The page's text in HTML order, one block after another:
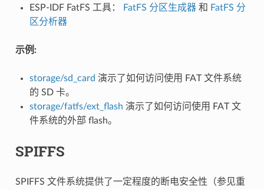
ESP-IDF FatFS 工具：
FatFS 分区生成器和
FatFS 分
区分析器
示例:
storage/sd_card 演示了如何访问使用 FAT 文件系统
的 SD 卡。
storage/fatfs/ext_flash 演示了如何访问使用 FAT 文
件系统的外部 flash。
SPIFFS
SPIFFS 文件系统提供了一定程度的断电安全性（参见重